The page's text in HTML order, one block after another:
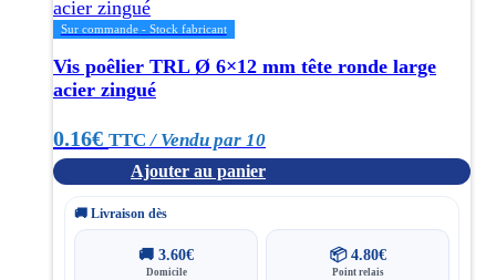
Sur commande - Stock fabricant
Vis poêlier TRL Ø 6×12 mm tête ronde large
acier zingué
0.16€ TTC / Vendu par 10
Ajouter au panier
🚚 Livraison dès
🚚3.60€
Domicile
📦 4.80€
Point relais